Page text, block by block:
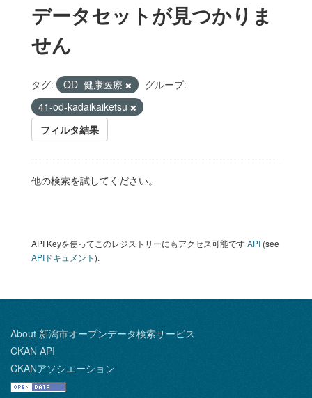
データセットが見つかりま
せん
タグ: OD_健康医療
グループ:
41-od-kadaikaiketsu
フィルタ結果
他の検索を試してください。
API Keyを使ってこのレジストリーにもアクセス可能ですAPI (see
APIドキュメント).
About 新潟市オープンデータ検索サービス
CKAN API
CKANアソシエーション